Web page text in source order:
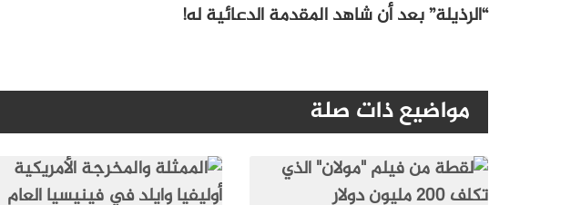
“الرذيلة” بعد أن شاهد المقدمة الدعائية له!
مواضيع ذات صلة